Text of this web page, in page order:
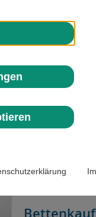
Schlaf:
(akz-o)
wirtschaftlichen
mehr